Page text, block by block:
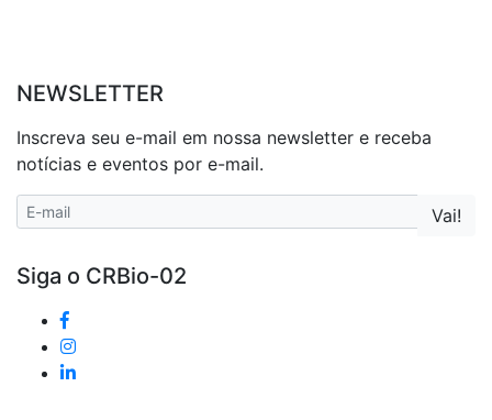
NEWSLETTER
Inscreva seu e-mail em nossa newsletter e receba
notícias e eventos por e-mail.
Siga o CRBio-02